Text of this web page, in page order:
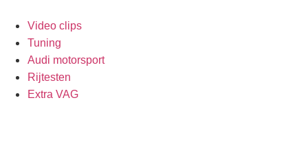
Video clips
Tuning
Audi motorsport
Rijtesten
Extra VAG